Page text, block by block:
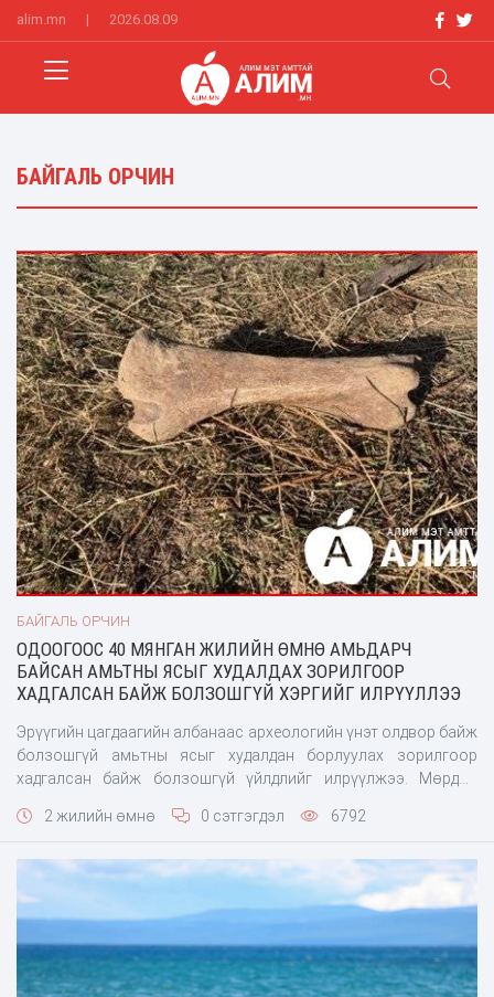
alim.mn | 2026.08.09
БАЙГАЛЬ ОРЧИН
БАЙГАЛЬ ОРЧИН
ОДООГООС 40 МЯНГАН ЖИЛИЙН ӨМНӨ АМЬДАРЧ
БАЙСАН АМЬТНЫ ЯСЫГ ХУДАЛДАХ ЗОРИЛГООР
ХАДГАЛСАН БАЙЖ БОЛЗОШГҮЙ ХЭРГИЙГ ИЛРҮҮЛЛЭЭ
Эрүүгийн цагдаагийн албанаас археологийн үнэт олдвор байж
болзошгүй амьтны ясыг худалдан борлуулах зорилгоор
хадгалсан байж болзошгүй үйлдлийг илрүүлжээ. Мөрдөн
нутаг дэвсгэрт зоорь ухаж байгаад 40 см орчим урт амьтны
2 жилийн өмнө 0 сэтгэгдэл 6792